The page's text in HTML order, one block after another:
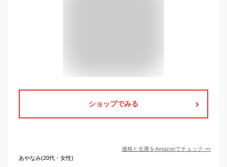
ショップでみる
価格と在庫をAmazonでチェック >>
あやなみ(20代・女性)